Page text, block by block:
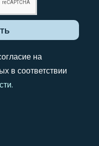
на
в соответствии
.